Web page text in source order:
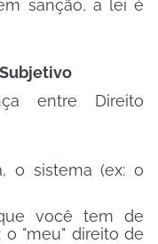
sanção, a lei é
entre Direito
o sistema (ex: o
você tem de
o "meu" direito de